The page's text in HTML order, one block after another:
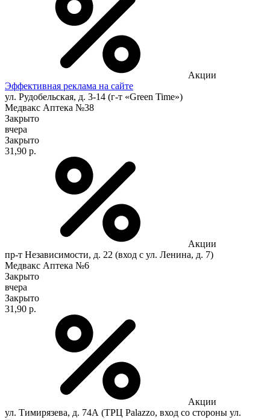
Акции
Эффективная реклама на сайте
ул. Рудобельская, д. 3-14 (г-т «Green Time»)
Медвакс Аптека №38
Закрыто
вчера
Закрыто
31,90 р.
Акции
пр-т Независимости, д. 22 (вход с ул. Ленина, д. 7)
Медвакс Аптека №6
Закрыто
вчера
Закрыто
31,90 р.
Акции
ул. Тимирязева, д. 74А (ТРЦ Palazzo, вход со стороны ул.